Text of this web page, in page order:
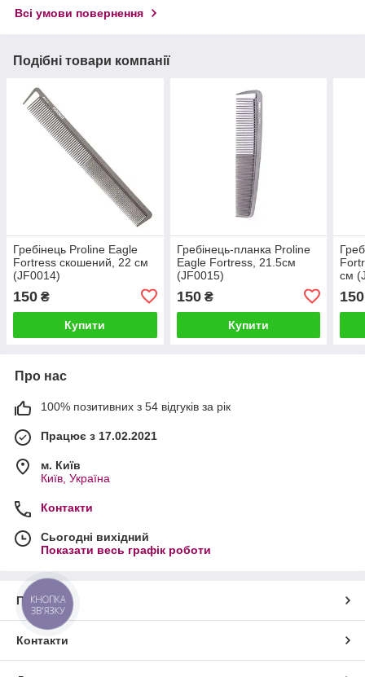
Всі умови повернення
Подібні товари компанії
Гребінець Proline Eagle
Fortress скошений, 22 см
(JF0014)
150 ₴
Купити
Гребінець-планка Proline
Eagle Fortress, 21.5см
(JF0015)
150₴
Купити
см
150
Про нас
100% позитивних з 54 відгуків за рік
Працює з 17.02.2021
м. Київ
Київ, Україна
Контакти
Сьогодні вихідний
Показати весь графік роботи
Про нас
Контакти
КНОПКА
ЗВ'ЯЗКУ